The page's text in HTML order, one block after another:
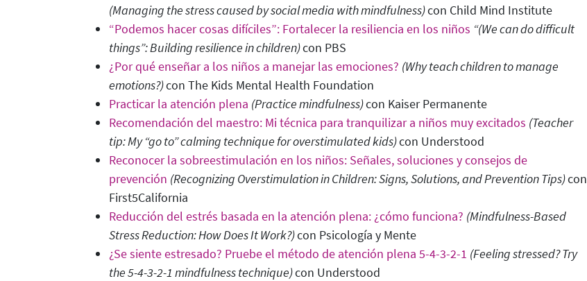
(Managing the stress caused by social media with mindfulness)con Child Mind Institute
“Podemos hacer cosas difíciles”: Fortalecer la resiliencia en los niños “(We can do difficult
things”: Building resilience in children)con PBS
¿Por qué enseñar a los niños a manejar las emociones? (Why teach children to manage
emotions?)con The Kids Mental Health Foundation
Practicar la atención plena (Practice mindfulness)con Kaiser Permanente
Recomendación del maestro: Mi técnica para tranquilizar a niños muy excitados (Teacher
tip: My “go to” calming technique for overstimulated kids)con Understood
Reconocer la sobreestimulación en los niños: Señales, soluciones y consejos de
prevención (Recognizing Overstimulation in Children: Signs, Solutions, and Prevention Tips)con
First5California
Reducción del estrés basada en la atención plena: ¿cómo funciona? (Mindfulness-Based
Stress Reduction: How Does It Work?)con Psicología y Mente
¿Se siente estresado? Pruebe el método de atención plena 5-4-3-2-1 (Feeling stressed? Try
the 5-4-3-2-1 mindfulness technique)con Understood